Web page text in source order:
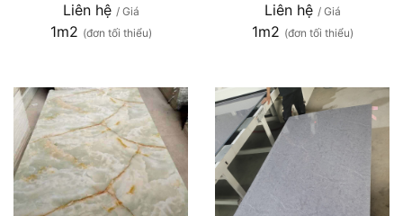
Liên hệ / Giá
1m2 (đơn tối thiểu)
Liên hệ / Giá
1m2 (đơn tối thiểu)